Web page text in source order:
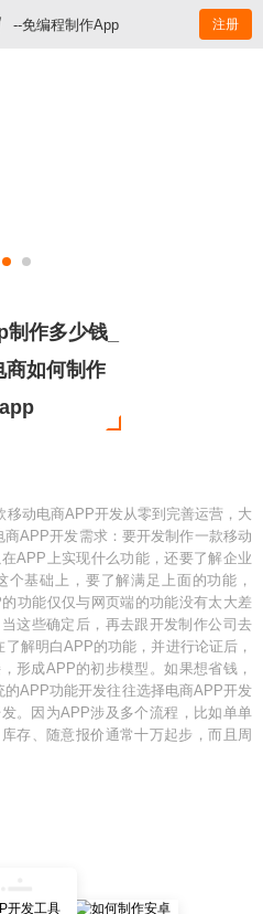
--免编程制作App 注册
作多少钱_
商如何制作
app
移动电商APP开发从零到完善运营，大
APP开发需求：要开发制作一款移动
APP上实现什么功能，还要了解企业
基础上，要了解满足上面的功能，
功能仅仅与网页端的功能没有太大差
这些确定后，再去跟开发制作公司去
解明白APP的功能，并进行论证后，
形成APP的初步模型。如果想省钱，
APP功能开发往往选择电商APP开发
。因为APP涉及多个流程，比如单单
存、随意报价通常十万起步，而且周